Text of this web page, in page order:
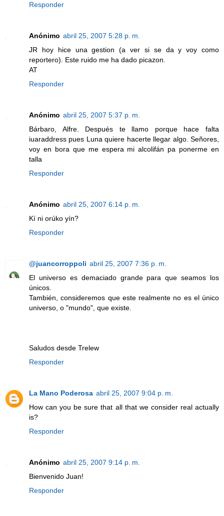
Responder
Anónimo abril 25, 2007 5:28 p. m.
JR hoy hice una gestion (a ver si se da y voy como
reportero). Este ruido me ha dado picazon.
AT
Responder
Anónimo abril 25, 2007 5:37 p. m.
Bárbaro, Alfre. Después te llamo porque hace falta
iuaraddress pues Luna quiere hacerte llegar algo. Señores,
voy en bora que me espera mi alcolifán pa ponerme en
talla
Responder
Anónimo abril 25, 2007 6:14 p. m.
Kí ni orúko yín?
Responder
@juancorroppoli abril 25, 2007 7:36 p. m.
El universo es demaciado grande para que seamos los
únicos.
También, consideremos que este realmente no es el único
universo, o "mundo", que existe.
Saludos desde Trelew
Responder
La Mano Poderosa abril 25, 2007 9:04 p. m.
How can you be sure that all that we consider real actually
is?
Responder
Anónimo abril 25, 2007 9:14 p. m.
Bienvenido Juan!
Responder